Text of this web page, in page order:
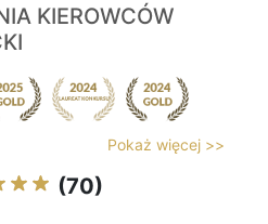
KIEROWCÓW
Pokaż więcej >>
(70)